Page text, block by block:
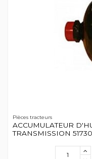
Pièces tracteurs
ACCUMULATEUR
TRANSMISSION